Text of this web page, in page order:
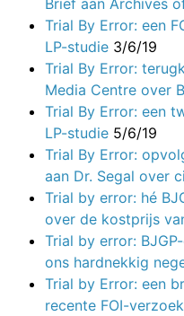
Brief aan Archives
Trial By Error: een
LP-studie 3/6/19
Trial By Error:
Media Centre over
Trial By Error: een
LP-studie 5/6/19
Trial By Error:
aan Dr. Segal over
Trial by error: hé
over de kostprijs
Trial by error:
ons hardnekkig
Trial by Error: een
recente FOI-